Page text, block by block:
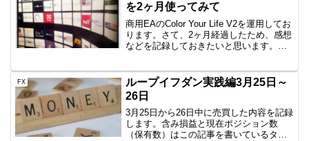
を2ヶ月使ってみて
商用EAのColor Your Life V2を運用してお
ります。さて、2ヶ月経過したため、感想
などを記録しておきたいと思います。成
記事はこちら⇒C...
FX
ループイフダン実践編3月25日～
26日
3月25日から26日中に売買した内容を記録
します。含み損益と現在ポジション数
（保有数）はこの記事を書いているタイ